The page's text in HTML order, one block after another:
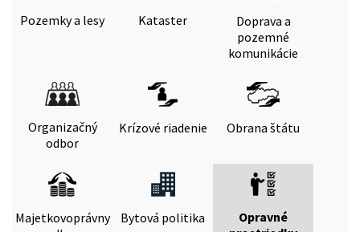
Pozemky a lesy Kataster
Doprava a
pozemné
komunikácie
Organizačný
odbor
Krízové riadenie Obrana štátu
Majetkovoprávny
Bytová politika
Opravné